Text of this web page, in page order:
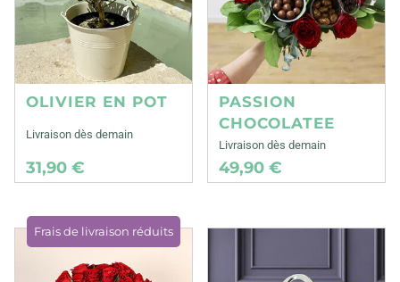
OLIVIER EN POT
Livraison dès demain
31,90 €
PASSION
CHOCOLATEE
Livraison dès demain
49,90 €
Frais de livraison réduits